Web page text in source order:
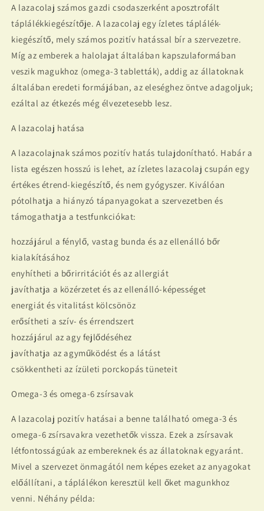
A lazacolaj számos gazdi csodaszerként aposztrofált
táplálékkiegészítője. A lazacolaj egy ízletes táplálék-
kiegészítő, mely számos pozitív hatással bír a szervezetre.
Míg az emberek a halolajat általában kapszulaformában
veszik magukhoz (omega-3 tabletták), addig az állatoknak
általában eredeti formájában, az eleséghez öntve adagoljuk;
ezáltal az étkezés még élvezetesebb lesz.
A lazacolaj hatása
A lazacolajnak számos pozitív hatás tulajdonítható. Habár a
lista egészen hosszú is lehet, az ízletes lazacolaj csupán egy
értékes étrend-kiegészítő, és nem gyógyszer. Kiválóan
pótolhatja a hiányzó tápanyagokat a szervezetben és
támogathatja a testfunkciókat:
hozzájárul a fénylő, vastag bunda és az ellenálló bőr
kialakításához
enyhítheti a bőrirritációt és az allergiát
javíthatja a közérzetet és az ellenálló-képességet
energiát és vitalitást kölcsönöz
erősítheti a szív- és érrendszert
hozzájárul az agy fejlődéséhez
javíthatja az agyműködést és a látást
csökkentheti az ízületi porckopás tüneteit
Omega-3 és omega-6 zsírsavak
A lazacolaj pozitív hatásai a benne található omega-3 és
omega-6 zsírsavakra vezethetők vissza. Ezek a zsírsavak
létfontosságúak az embereknek és az állatoknak egyaránt.
Mivel a szervezet önmagától nem képes ezeket az anyagokat
előállítani, a táplálékon keresztül kell őket magunkhoz
venni. Néhány példa: